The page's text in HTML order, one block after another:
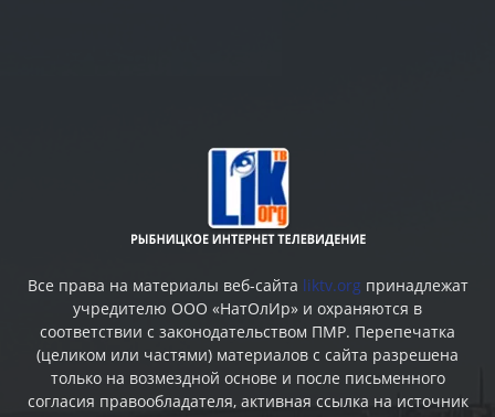
Все права на материалы веб-сайта liktv.org принадлежат
учредителю ООО «НатОлИр» и охраняются в
соответствии с законодательством ПМР. Перепечатка
(целиком или частями) материалов c сайта разрешена
только на возмездной основе и после письменного
согласия правообладателя, активная ссылка на источник